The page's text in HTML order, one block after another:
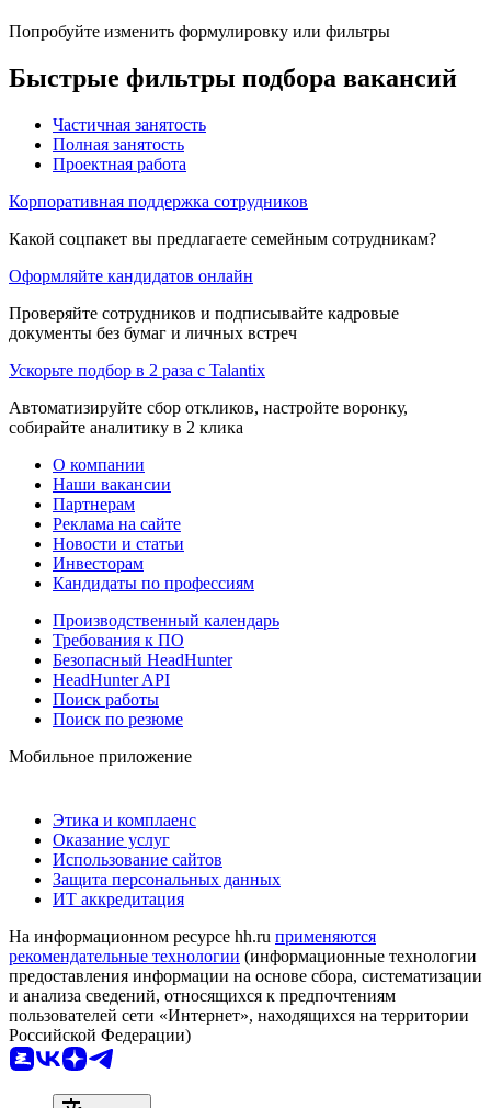
Попробуйте изменить формулировку или фильтры
Быстрые фильтры подбора вакансий
Частичная занятость
Полная занятость
Проектная работа
Корпоративная поддержка сотрудников
Какой соцпакет вы предлагаете семейным сотрудникам?
Оформляйте кандидатов онлайн
Проверяйте сотрудников и подписывайте кадровые
документы без бумаг и личных встреч
Ускорьте подбор в 2 раза с Talantix
Автоматизируйте сбор откликов, настройте воронку,
собирайте аналитику в 2 клика
О компании
Наши вакансии
Партнерам
Реклама на сайте
Новости и статьи
Инвесторам
Кандидаты по профессиям
Производственный календарь
Требования к ПО
Безопасный HeadHunter
HeadHunter API
Поиск работы
Поиск по резюме
Мобильное приложение
Этика и комплаенс
Оказание услуг
Использование сайтов
Защита персональных данных
ИТ аккредитация
На информационном ресурсе hh.ru применяются
рекомендательные технологии (информационные технологии
предоставления информации на основе сбора, систематизации
и анализа сведений, относящихся к предпочтениям
пользователей сети «Интернет», находящихся на территории
Российской Федерации)